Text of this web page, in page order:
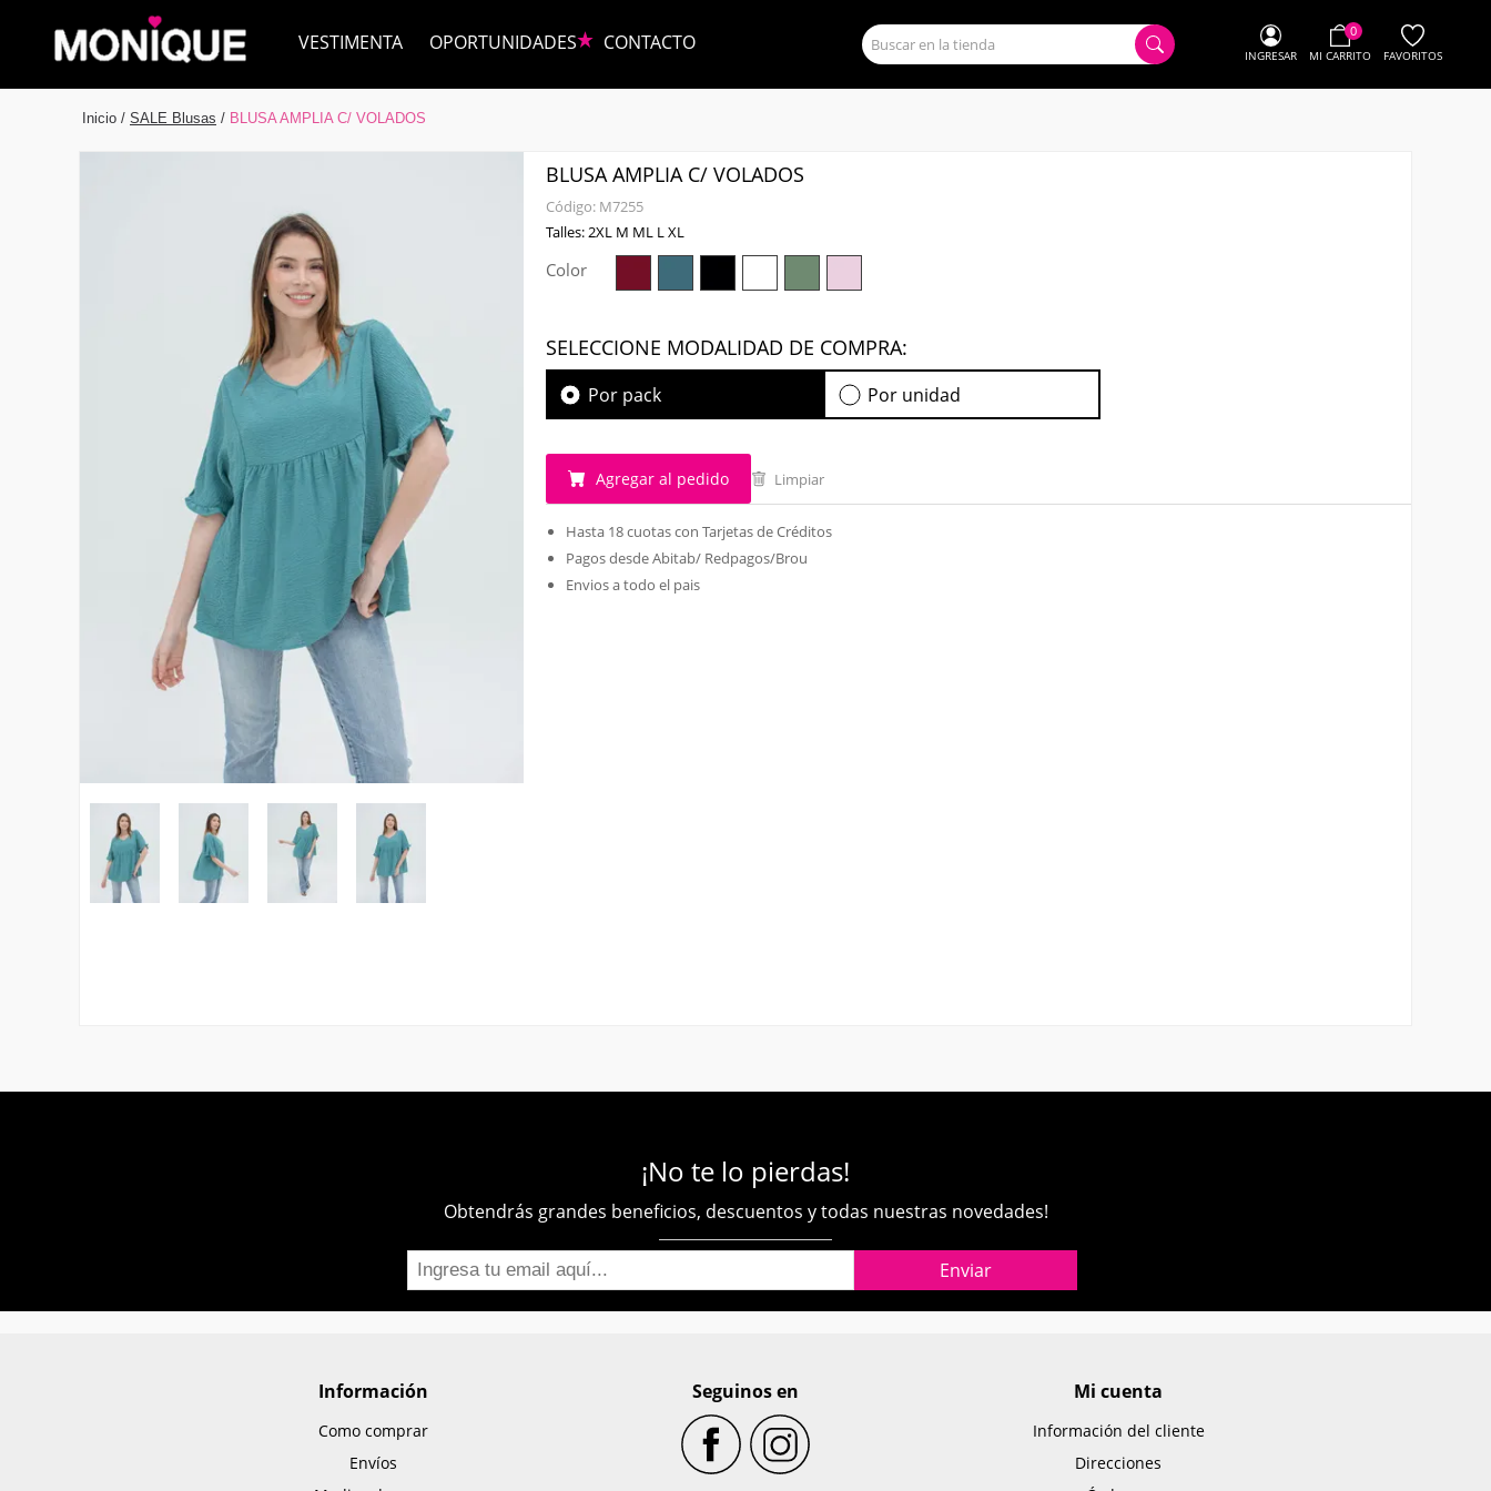
0
MI CARRITO FAVORITOS
INGRESAR
VESTIMENTA OPORTUNIDADES CONTACTO
Inicio / SALE Blusas / BLUSA AMPLIA C/ VOLADOS
BLUSA AMPLIA C/ VOLADOS
Código: M7255
Talles: 2XL M ML L XL
Color
SELECCIONE MODALIDAD DE COMPRA:
Por pack Por unidad
Agregar al pedido Limpiar
Hasta 18 cuotas con Tarjetas de Créditos
Pagos desde Abitab/ Redpagos/Brou
Envios a todo el pais
¡No te lo pierdas!
Obtendrás grandes beneficios, descuentos y todas nuestras novedades!
Información
Como comprar
Envíos
Seguinos en Mi cuenta
Información del cliente
Direcciones